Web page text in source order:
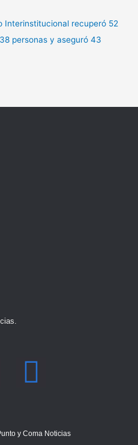
Interinstitucional recuperó 52
personas y aseguró 43
T
i
y Coma Noticias